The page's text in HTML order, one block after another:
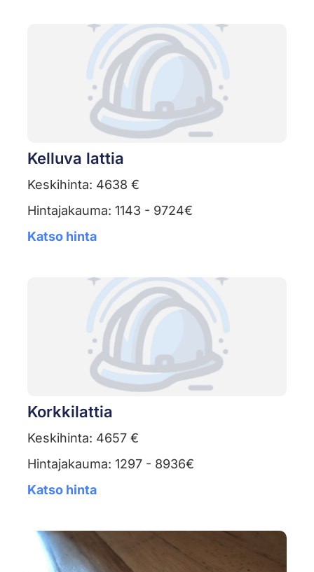
Kelluva lattia
Keskihinta: 4638 €
Hintajakauma: 1143 - 9724€
Katso hinta
Korkkilattia
Keskihinta: 4657 €
Hintajakauma: 1297 - 8936€
Katso hinta